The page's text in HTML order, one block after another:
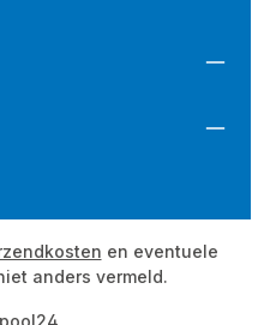
en eventuele
anders vermeld.